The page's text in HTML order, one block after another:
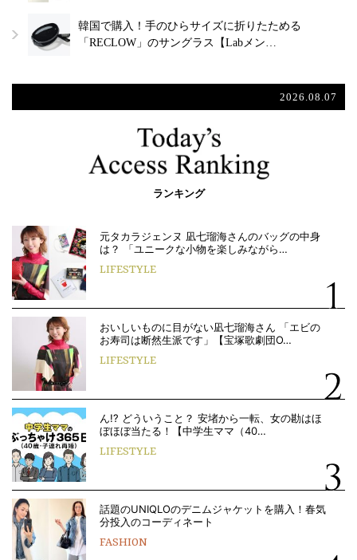
韓国で購入！手のひらサイズに折りたためる
「RECLOW」のサングラス【Labメン…
2026.08.07
ランキング
元タカラジェンヌ 凪七瑠海さんのバッグの中身
は？ 「ユニークな小物を楽しみながら…
LIFESTYLE
おいしいものに目がない凪七瑠海さん 「エビの
お寿司は断然生派です」【宝塚歌劇団O…
LIFESTYLE
ん!? どういうこと？ 安堵から一転、女の勘はほ
ぼほぼ当たる！【中学生ママ（40…
LIFESTYLE
話題のUNIQLOのデニムジャケットを購入！春気
分投入のコーディネート
FASHION